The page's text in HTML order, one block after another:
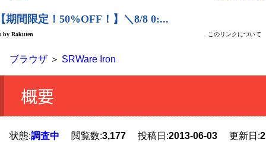
ブラウザ ＞ SRWare Iron
概要
状態:調査中 閲覧数:3,177 投稿日:2013-06-03 更新日:2